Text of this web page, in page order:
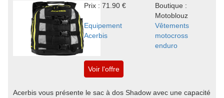
Prix : 71.90 €
Boutique :
Motoblouz
Equipement
Acerbis
Vêtements
motocross
enduro
Voir l'offre
Acerbis vous présente le sac à dos Shadow avec une capacité